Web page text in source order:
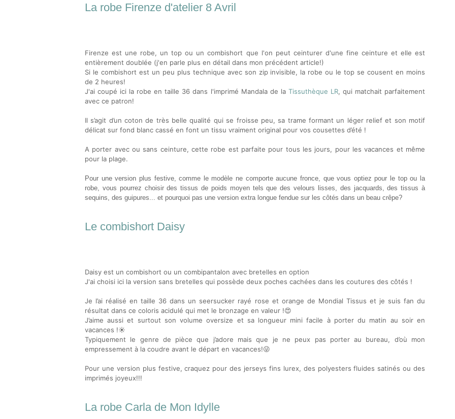
La robe Firenze d'atelier 8 Avril
Firenze est une robe, un top ou un combishort que l'on peut ceinturer d'une fine ceinture et elle est
entièrement doublée (j'en parle plus en détail dans mon précédent article!)
Si le combishort est un peu plus technique avec son zip invisible, la robe ou le top se cousent en moins
de 2 heures!
J'ai coupé ici la robe en taille 36 dans l'imprimé Mandala de la Tissuthèque LR, qui matchait parfaitement
avec ce patron!
Il s’agit d’un coton de très belle qualité qui se froisse peu, sa trame formant un léger relief et son motif
délicat sur fond blanc cassé en font un tissu vraiment original pour vos cousettes d’été !
A porter avec ou sans ceinture, cette robe est parfaite pour tous les jours, pour les vacances et même
pour la plage.
Pour une version plus festive, comme le modèle ne comporte aucune fronce, que vous optiez pour le top ou la
robe, vous pourrez choisir des tissus de poids moyen tels que des velours lisses, des jacquards, des tissus à
sequins, des guipures... et pourquoi pas une version extra longue fendue sur les côtés dans un beau crêpe?
Le combishort Daisy
Daisy est un combishort ou un combipantalon avec bretelles en option
J'ai choisi ici la version sans bretelles qui possède deux poches cachées dans les coutures des côtés !
Je l’ai réalisé en taille 36 dans un seersucker rayé rose et orange de Mondial Tissus et je suis fan du
résultat dans ce coloris acidulé qui met le bronzage en valeur !😍
J’aime aussi et surtout son volume oversize et sa longueur mini facile à porter du matin au soir en
vacances !☀️
Typiquement le genre de pièce que j’adore mais que je ne peux pas porter au bureau, d’où mon
empressement à la coudre avant le départ en vacances!😜
Pour une version plus festive, craquez pour des jerseys fins lurex, des polyesters fluides satinés ou des
imprimés joyeux!!!
La robe Carla de Mon Idylle